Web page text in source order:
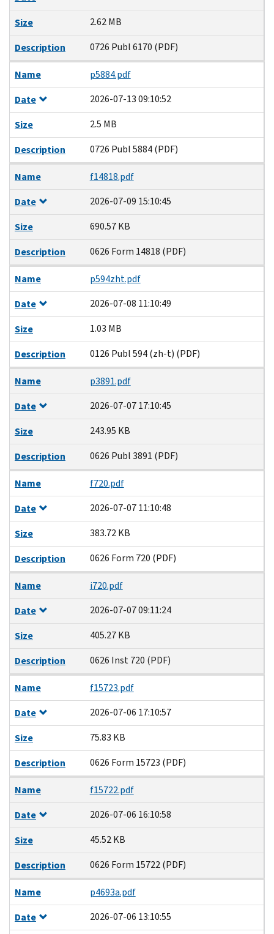
Size
2.62 MB
Description
0726 Publ 6170 (PDF)
Name
p5884.pdf
Date
2026-07-13 09:10:52
Size
2.5 MB
Description
0726 Publ 5884 (PDF)
Name
f14818.pdf
Date
2026-07-09 15:10:45
Size
690.57 KB
Description
0626 Form 14818 (PDF)
Name
p594zht.pdf
Date
2026-07-08 11:10:49
Size
1.03 MB
Description
0126 Publ 594 (zh-t) (PDF)
Name
p3891.pdf
Date
2026-07-07 17:10:45
Size
243.95 KB
Description
0626 Publ 3891 (PDF)
Name
f720.pdf
Date
2026-07-07 11:10:48
Size
383.72 KB
Description
0626 Form 720 (PDF)
Name
i720.pdf
Date
2026-07-07 09:11:24
Size
405.27 KB
Description
0626 Inst 720 (PDF)
Name
f15723.pdf
Date
2026-07-06 17:10:57
Size
75.83 KB
Description
0626 Form 15723 (PDF)
Name
f15722.pdf
Date
2026-07-06 16:10:58
Size
45.52 KB
Description
0626 Form 15722 (PDF)
Name
p4693a.pdf
Date
2026-07-06 13:10:55